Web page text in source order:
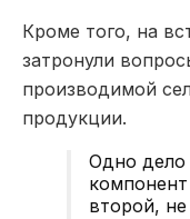
Кроме того, на
затронули
производимой
продукции.
Одно дело
второй,